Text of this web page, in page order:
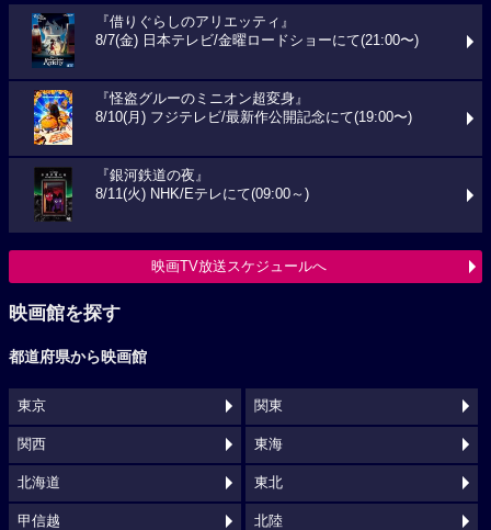
『借りぐらしのアリエッティ』
8/7(金) 日本テレビ/金曜ロードショーにて(21:00〜)
『怪盗グルーのミニオン超変身』
8/10(月) フジテレビ/最新作公開記念にて(19:00〜)
『銀河鉄道の夜』
8/11(火) NHK/Eテレにて(09:00～)
映画TV放送スケジュールへ
映画館を探す
都道府県から映画館
東京 関東
関西 東海
北海道 東北
甲信越 北陸